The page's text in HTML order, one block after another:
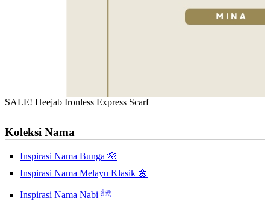
SALE! Heejab Ironless Express Scarf
Koleksi Nama
Inspirasi Nama Bunga 🌺
Inspirasi Nama Melayu Klasik 🌼
Inspirasi Nama Nabi ﷺ